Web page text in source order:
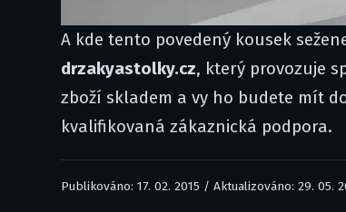
A kde tento povedený kousek
drzakyastolky.cz, který provozuje
zboží skladem a vy ho budete mít
kvalifikovaná zákaznická podpora.
Publikováno: 17. 02. 2015 / Aktualizováno: 29. 05.